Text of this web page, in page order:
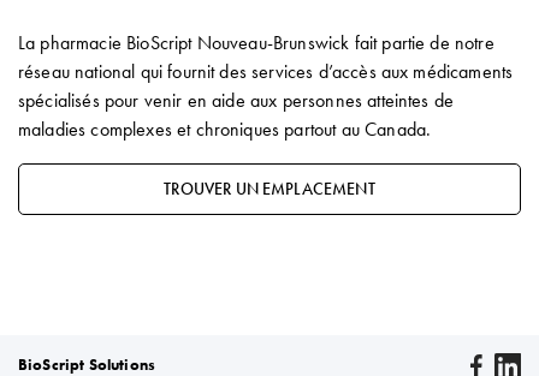
La pharmacie BioScript Nouveau-Brunswick fait partie de notre
réseau national qui fournit des services d’accès aux médicaments
spécialisés pour venir en aide aux personnes atteintes de
maladies complexes et chroniques partout au Canada.
TROUVER UN EMPLACEMENT
BioScript Solutions